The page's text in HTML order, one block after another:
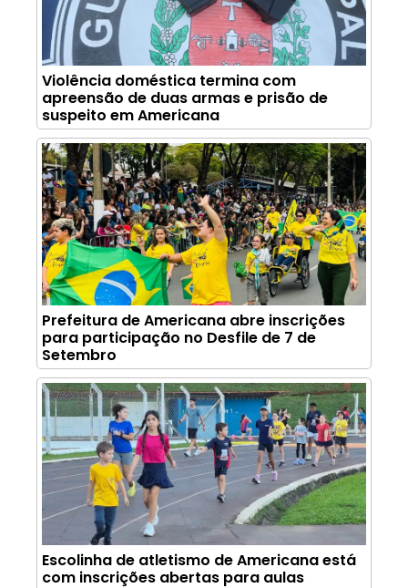
Violência doméstica termina com
apreensão de duas armas e prisão de
suspeito em Americana
Prefeitura de Americana abre inscrições
para participação no Desfile de 7 de
Setembro
Escolinha de atletismo de Americana está
com inscrições abertas para aulas